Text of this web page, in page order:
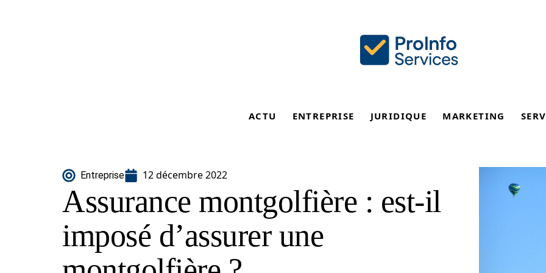
ACTU ENTREPRISE JURIDIQUE MARKETING
Entreprise 12 décembre 2022
Assurance montgolfière : est-il
imposé d’assurer une